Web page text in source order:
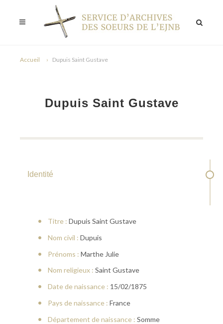
Accueil Dupuis Saint Gustave
Dupuis Saint Gustave
Identité
Titre : Dupuis Saint Gustave
Nom civil : Dupuis
Prénoms : Marthe Julie
Nom religieux : Saint Gustave
Date de naissance : 15/02/1875
Pays de naissance : France
Département de naissance : Somme